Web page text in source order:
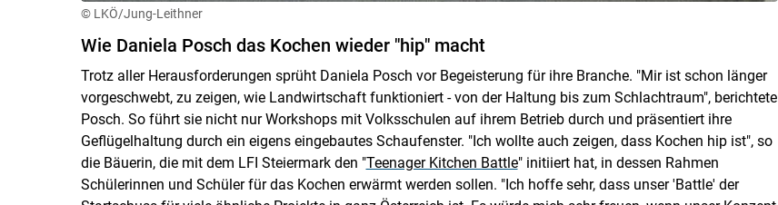
© LKÖ/Jung-Leithner
Wie Daniela Posch das Kochen wieder "hip" macht
Trotz aller Herausforderungen sprüht Daniela Posch vor Begeisterung für ihre Branche. "Mir ist schon länger
vorgeschwebt, zu zeigen, wie Landwirtschaft funktioniert - von der Haltung bis zum Schlachtraum", berichtete
Posch. So führt sie nicht nur Workshops mit Volksschulen auf ihrem Betrieb durch und präsentiert ihre
Geflügelhaltung durch ein eigens eingebautes Schaufenster. "Ich wollte auch zeigen, dass Kochen hip ist", so
die Bäuerin, die mit dem LFI Steiermark den "Teenager Kitchen Battle" initiiert hat, in dessen Rahmen
Schülerinnen und Schüler für das Kochen erwärmt werden sollen. "Ich hoffe sehr, dass unser 'Battle' der